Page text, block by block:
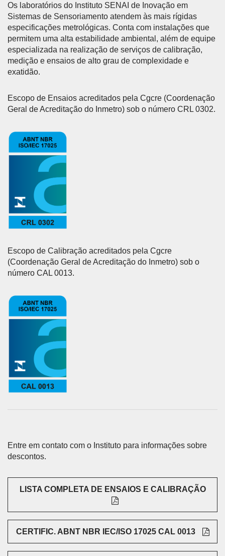
Os laboratórios do Instituto SENAI de Inovação em
Sistemas de Sensoriamento atendem às mais rígidas
especificações metrológicas. Conta com instalações que
permitem uma alta estabilidade ambiental, além de equipe
especializada na realização de serviços de calibração,
medição e ensaios de alto grau de complexidade e
exatidão.
Escopo de Ensaios acreditados pela Cgcre (Coordenação
Geral de Acreditação do Inmetro) sob o número CRL 0302.
Escopo de Calibração acreditados pela Cgcre
(Coordenação Geral de Acreditação do Inmetro) sob o
número CAL 0013.
Entre em contato com o Instituto para informações sobre
descontos.
LISTA COMPLETA DE ENSAIOS E CALIBRAÇÃO
CERTIFIC. ABNT NBR IEC/ISO 17025 CAL 0013